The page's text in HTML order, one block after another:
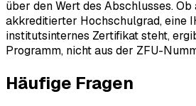
über den Wert des Abschlusses. Ob
akkreditierter Hochschulgrad, eine
institutsinternes Zertifikat steht,
Programm, nicht aus der ZFU-
Häufige Fragen